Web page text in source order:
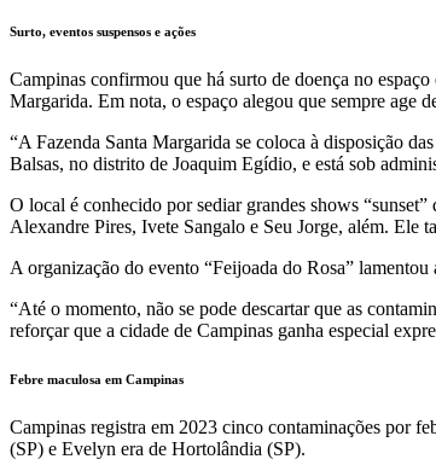
Surto, eventos suspensos e ações
Campinas confirmou que há surto de doença no espaço
Margarida. Em nota, o espaço alegou que sempre age
“A Fazenda Santa Margarida se coloca à disposição
Balsas, no distrito de Joaquim Egídio, e está sob
O local é conhecido por sediar grandes shows
Alexandre Pires, Ivete Sangalo e Seu Jorge, além. Ele
A organização do evento “Feijoada do Rosa”
“Até o momento, não se pode descartar que as
reforçar que a cidade de Campinas ganha especial
Febre maculosa em Campinas
Campinas registra em 2023 cinco contaminações por
(SP) e Evelyn era de Hortolândia (SP).